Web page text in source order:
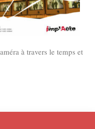
à travers le temps et